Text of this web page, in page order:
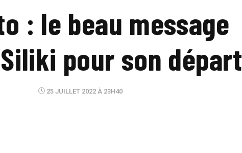
: le beau message
pour son départ
25 JUILLET 2022 À 23H40